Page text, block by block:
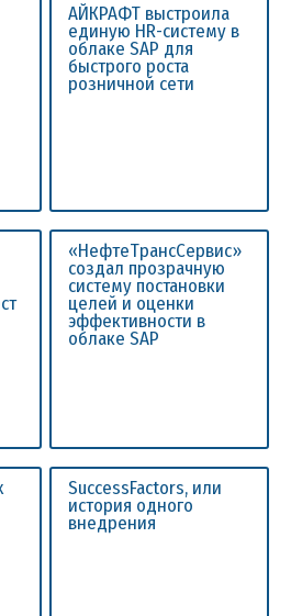
АЙКРАФТ выстроила
единую HR-систему в
облаке SAP для
быстрого роста
розничной сети
«НефтеТрансСервис»
создал прозрачную
систему постановки
целей и оценки
эффективности в
облаке SAP
SuccessFactors, или
история одного
внедрения